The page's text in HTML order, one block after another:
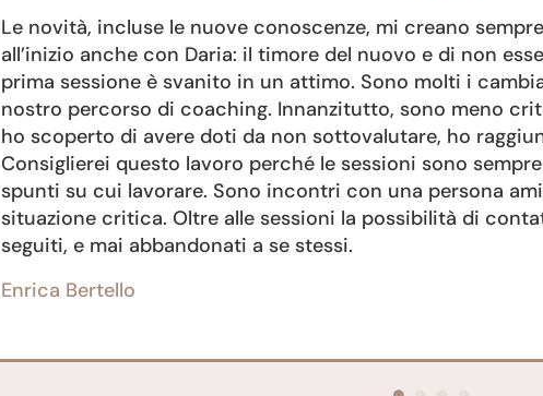
Le novità, incluse le nuove conoscenze, mi creano
all’inizio anche con Daria: il timore del nuovo e di non
prima sessione è svanito in un attimo. Sono molti i
nostro percorso di coaching. Innanzitutto, sono meno
ho scoperto di avere doti da non sottovalutare, ho
Consiglierei questo lavoro perché le sessioni sono
spunti su cui lavorare. Sono incontri con una persona
situazione critica. Oltre alle sessioni la possibilità di
seguiti, e mai abbandonati a se stessi.
Enrica Bertello